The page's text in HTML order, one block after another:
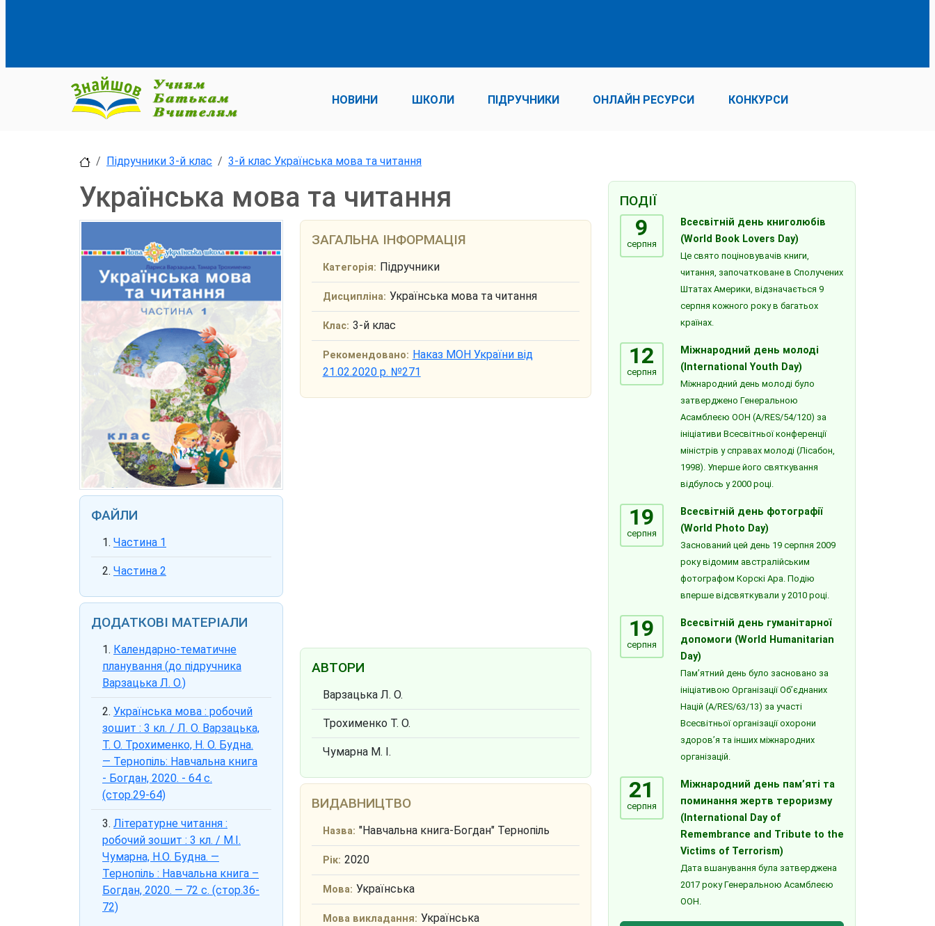
НОВИНИ ШКОЛИ ПІДРУЧНИКИ ОНЛАЙН РЕСУРСИ КОНКУРСИ
Підручники 3-й клас 3-й клас Українська мова та читання
Українська мова та читання
ФАЙЛИ
Частина 1
Частина 2
ДОДАТКОВІ МАТЕРІАЛИ
Календарно-тематичне
планування (до підручника
Варзацька Л. О.)
Українська мова : робочий
зошит : 3 кл. / Л. О. Варзацька,
Т. О. Трохименко, Н. О. Будна.
— Тернопіль: Навчальна книга
- Богдан, 2020. - 64 с.
(стор.29-64)
Літературне читання :
робочий зошит : 3 кл. / М.І.
Чумарна, Н.О. Будна. —
Тернопіль : Навчальна книга –
Богдан, 2020. — 72 с. (стор.36-
72)
ЗАГАЛЬНА ІНФОРМАЦІЯ
Категорія: Підручники
Дисципліна: Українська мова та читання
Клас: 3-й клас
Рекомендовано: Наказ МОН України від
21.02.2020 р. №271
АВТОРИ
Варзацька Л. О.
Трохименко Т. О.
Чумарна М. І.
ВИДАВНИЦТВО
Назва: "Навчальна книга-Богдан" Тернопіль
Рік: 2020
Мова: Українська
Мова викладання: Українська
ПОДІЇ
9
серпня
Всесвітній день книголюбів
(World Book Lovers Day)
Це свято поціновувачів книги,
читання, започатковане в Сполучених
Штатах Америки, відзначається 9
серпня кожного року в багатьох
країнах.
12
серпня
Міжнародний день молоді
(International Youth Day)
Міжнародний день молоді було
затверджено Генеральною
Асамблеєю ООН (A/RES/54/120) за
ініціативи Всесвітньої конференції
міністрів у справах молоді (Лісабон,
1998). Уперше його святкування
відбулось у 2000 році.
19
серпня
Всесвітній день фотографії
(World Photo Day)
Заснований цей день 19 серпня 2009
року відомим австралійським
фотографом Корскі Ара. Подію
вперше відсвяткували у 2010 році.
19
серпня
Всесвітній день гуманітарної
допомоги (World Humanitarian
Day)
Пам’ятний день було засновано за
ініціативою Організації Об’єднаних
Націй (A/RES/63/13) за участі
Всесвітньої організації охорони
здоров’я та інших міжнародних
організацій.
21
серпня
Міжнародний день пам’яті та
поминання жертв тероризму
(International Day of
Remembrance and Tribute to the
Victims of Terrorism)
Дата вшанування була затверджена
2017 року Генеральною Асамблеєю
ООН.